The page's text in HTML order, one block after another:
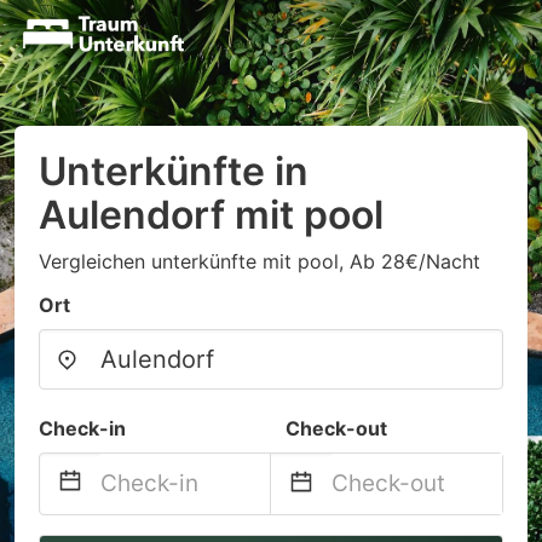
Unterkünfte in
Aulendorf mit pool
Vergleichen unterkünfte mit pool, Ab 28€/Nacht
Ort
Check-in Check-out
Navigate
Navigate